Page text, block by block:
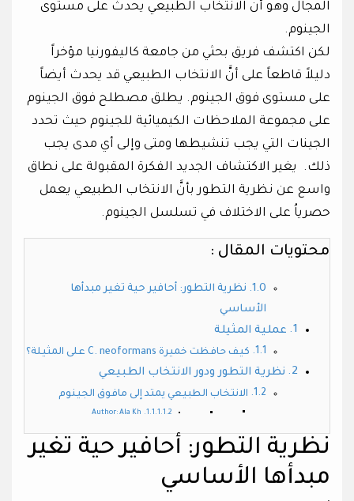
المجال وهو أنَّ الانتخاب الطبيعي يحدث على مستوى
الجينوم.
لكن اكتشف فريق بحثي من جامعة كاليفورنيا مؤخراً
دليلاً قاطعاً على أنَّ الانتخاب الطبيعي قد يحدث أيضاً
على مستوى فوق الجينوم. يطلق مصطلح فوق الجينوم
على مجموعة الملاحظات الكيميائية للجينوم حيث تحدد
الجينات التي يجب تنشيطها ومتى وإلى أي مدى يجب
ذلك. يغير الاكتشاف الجديد الفكرة المقبولة على نطاق
واسع عن نظرية التطور بأنَّ الانتخاب الطبيعي يعمل
حصرياُ على الاختلاف في تسلسل الجينوم.
محتويات المقال :
نظرية التطور: أحافير حية تغير مبدأها
الأساسي
عملية المثيلة
كيف حافظت خميرة C. neoformans على المثيلة؟
نظرية التطور ودور الانتخاب الطبيعي
الانتخاب الطبيعي يمتد إلى مافوق الجينوم
Author: Ala Kh
نظرية التطور: أحافير حية تغير
مبدأها الأساسي